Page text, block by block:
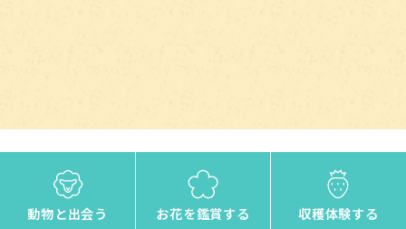
動物と出会う お花を鑑賞する 収穫体験する